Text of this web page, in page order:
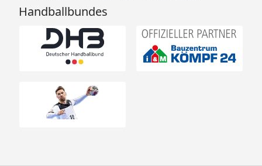
Handballbundes